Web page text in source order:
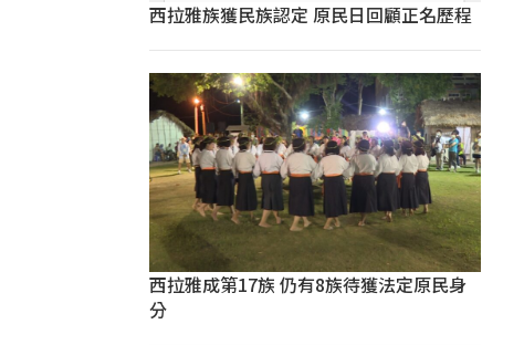
西拉雅族獲民族認定 原民日回顧正名歷程
西拉雅成第17族 仍有8族待獲法定原民身
分